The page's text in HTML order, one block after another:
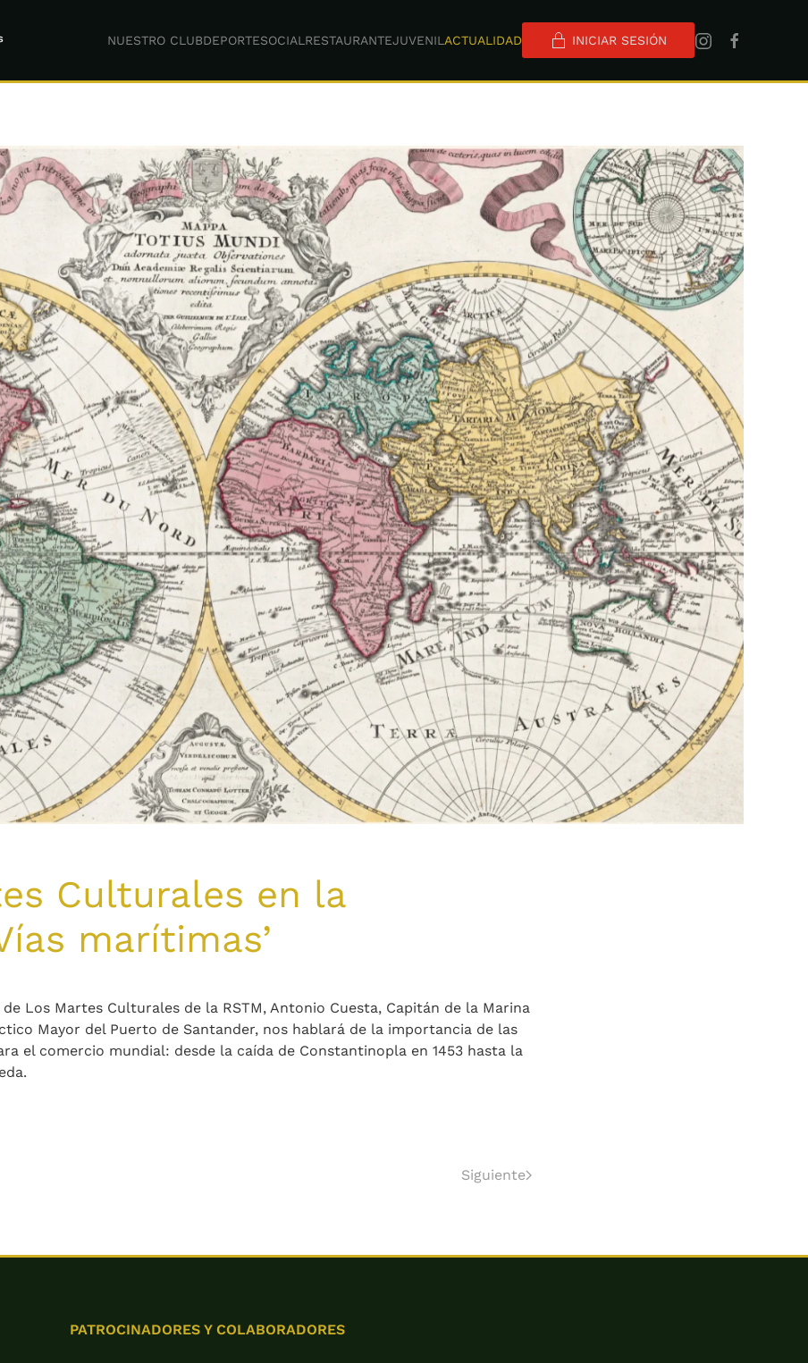
NUESTRO CLUBDEPORTESOCIAL RESTAURANTEJUVENIL ACTUALIDAD INICIAR SESIÓN
Culturales en la
marítimas’
Los Martes Culturales de la RSTM, Antonio Cuesta, Capitán de la Marina
Mayor del Puerto de Santander, nos hablará de la importancia de las
el comercio mundial: desde la caída de Constantinopla en 1453 hasta la
Siguiente
PATROCINADORES Y COLABORADORES